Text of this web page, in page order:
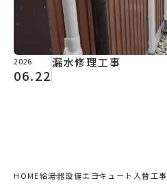
2026
06.22
漏水修理工事
HOME給湯器設備エコキュート入替工事